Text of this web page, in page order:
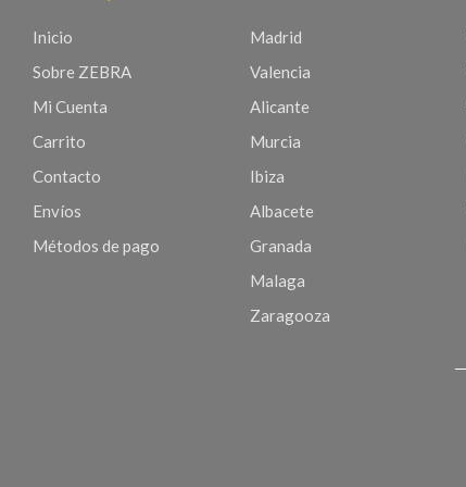
Inicio
Sobre ZEBRA
Mi Cuenta
Carrito
Contacto
Envíos
Métodos de pago
Madrid
Valencia
Alicante
Murcia
Ibiza
Albacete
Granada
Malaga
Zaragooza